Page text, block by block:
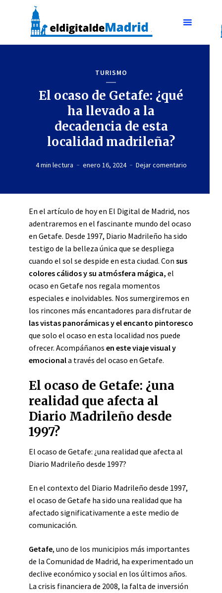
TURISMO
El ocaso de Getafe: ¿qué
ha llevado a la
decadencia de esta
localidad madrileña?
4 min lectura enero 16, 2024 Dejar comentario
En el artículo de hoy en El Digital de Madrid, nos
adentraremos en el fascinante mundo del ocaso
en Getafe. Desde 1997, Diario Madrileño ha sido
testigo de la belleza única que se despliega
cuando el sol se despide en esta ciudad. Con sus
colores cálidos y su atmósfera mágica, el
ocaso en Getafe nos regala momentos
especiales e inolvidables. Nos sumergiremos en
los rincones más encantadores para disfrutar de
las vistas panorámicas y el encanto pintoresco
que solo el ocaso en esta localidad nos puede
ofrecer. Acompáñanos en este viaje visual y
emocionala través del ocaso en Getafe.
El ocaso de Getafe: ¿una
realidad que afecta al
Diario Madrileño desde
1997?
El ocaso de Getafe: ¿una realidad que afecta al
Diario Madrileño desde 1997?
En el contexto del Diario Madrileño desde 1997,
el ocaso de Getafe ha sido una realidad que ha
afectado significativamente a este medio de
comunicación.
Getafe, uno de los municipios más importantes
de la Comunidad de Madrid, ha experimentado un
declive económico y social en los últimos años.
La crisis financiera de 2008, la falta de inversión